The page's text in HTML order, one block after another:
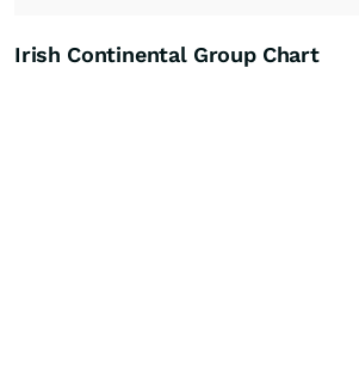
Irish Continental Group Chart